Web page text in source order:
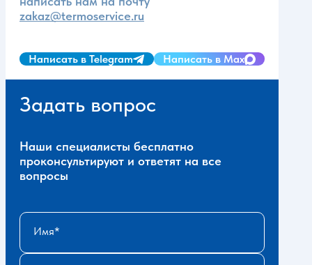
zakaz@termoservice.ru
Написать в Telegram Написать в Max
Задать вопрос
Наши специалисты бесплатно
проконсультируют и ответят на все
вопросы
Имя